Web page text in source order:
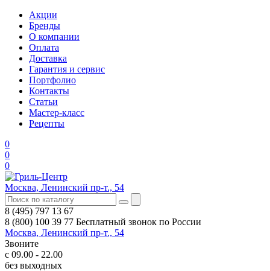
Акции
Бренды
О компании
Оплата
Доставка
Гарантия и сервис
Портфолио
Контакты
Статьи
Мастер-класс
Рецепты
0
0
0
Москва, Ленинский пр-т., 54
8 (495) 797 13 67
8 (800) 100 39 77 Бесплатный звонок по России
Москва, Ленинский пр-т., 54
Звоните
с 09.00 - 22.00
без выходных